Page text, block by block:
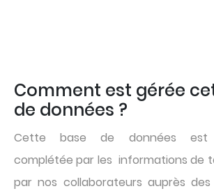
Body
Comment est gérée
de données ?
Cette base de données est
complétée par les informations de
par nos collaborateurs auprès des